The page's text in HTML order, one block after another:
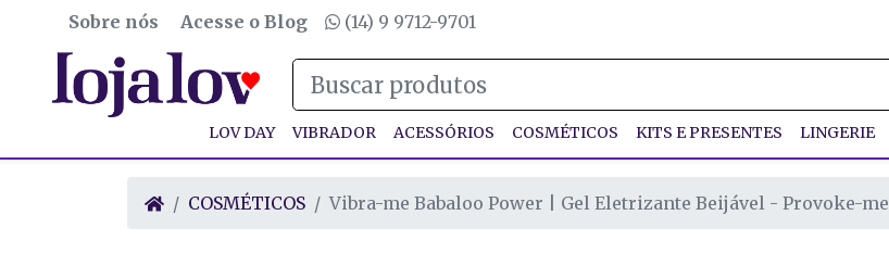
Sobre nós Acesse o Blog (14) 9 9712-9701
LOV DAY VIBRADOR ACESSÓRIOS COSMÉTICOS KITS E PRESENTES LINGERIE
COSMÉTICOS Vibra-me Babaloo Power | Gel Eletrizante Beijável - Provoke-me